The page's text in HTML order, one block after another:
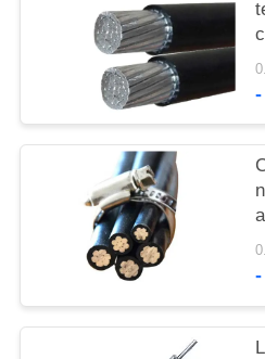
POLITIQUE